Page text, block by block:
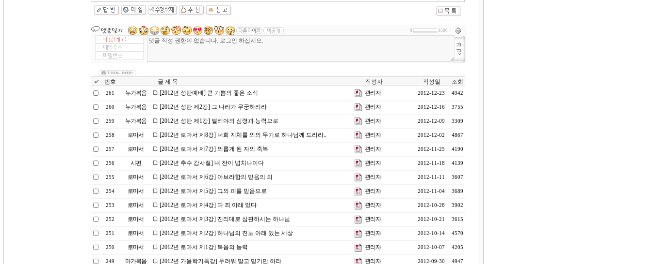
0 3500
번호 글 제 목 작성자 작성일 조회
261 누가복음 [2012년 성탄예배] 큰 기쁨의 좋은 소식 관리자 2012-12-23 4942
260 누가복음 [2012년 성탄 제2강] 그 나라가 무궁하리라 관리자 2012-12-16 3755
259 누가복음 [2012년 성탄 제1강] 엘리야의 심령과 능력으로 관리자 2012-12-09 3309
258 로마서 [2012년 로마서 제8강] 너희 지체를 의의 무기로 하나님께 드리라.. 관리자 2012-12-02 4867
257 로마서 [2012년 로마서 제7강] 의롭게 된 자의 축복 관리자 2012-11-25 4190
256 시편 [2012년 추수 감사절] 내 잔이 넘치나이다 관리자 2012-11-18 4139
255 로마서 [2012년 로마서 제6강] 아브라함의 믿음의 의 관리자 2012-11-11 3607
254 로마서 [2012년 로마서 제5강] 그의 피를 믿음으로 관리자 2012-11-04 3689
253 로마서 [2012년 로마서 제4강] 다 죄 아래 있다 관리자 2012-10-28 3902
252 로마서 [2012년 로마서 제3강] 진리대로 심판하시는 하나님 관리자 2012-10-21 3615
251 로마서 [2012년 로마서 제2강] 하나님의 진노 아래 있는 세상 관리자 2012-10-14 4570
250 로마서 [2012년 로마서 제1강] 복음의 능력 관리자 2012-10-07 4205
249 마가복음 [2012년 가을학기특강] 두려워 말고 믿기만 하라 관리자 2012-09-30 4947